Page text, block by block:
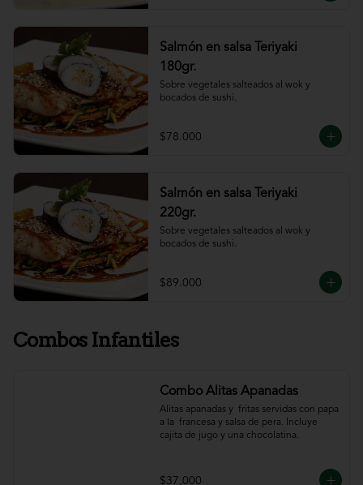
Salmón en salsa Teriyaki
180gr.
Sobre vegetales salteados al wok y
bocados de sushi.
$78.000
Salmón en salsa Teriyaki
220gr.
Sobre vegetales salteados al wok y
bocados de sushi.
$89.000
Combos Infantiles
Combo Alitas Apanadas
Alitas apanadas y  fritas servidas con papa
a la  francesa y salsa de pera. Incluye
cajita de jugo y una chocolatina.
$37.000